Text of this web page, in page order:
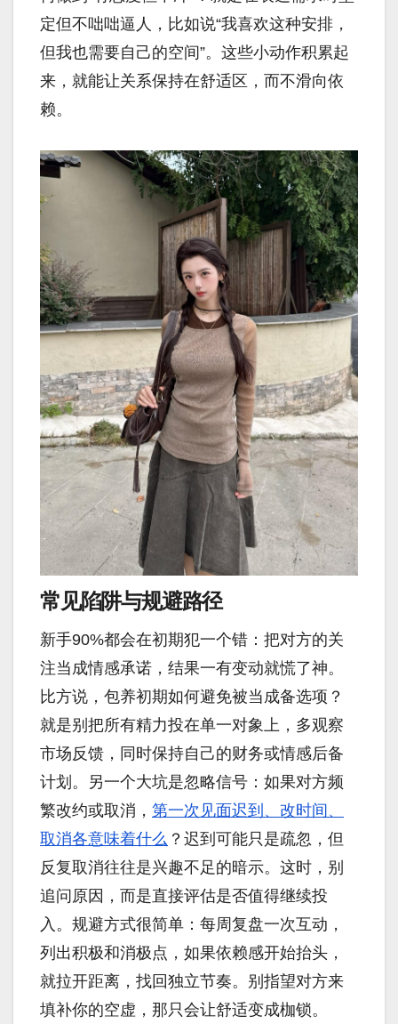
定但不咄咄逼人，比如说“我喜欢这种安排，
但我也需要自己的空间”。这些小动作积累起
来，就能让关系保持在舒适区，而不滑向依
赖。
常见陷阱与规避路径
新手90%都会在初期犯一个错：把对方的关
注当成情感承诺，结果一有变动就慌了神。
比方说，包养初期如何避免被当成备选项？
就是别把所有精力投在单一对象上，多观察
市场反馈，同时保持自己的财务或情感后备
计划。另一个大坑是忽略信号：如果对方频
繁改约或取消， 第一次见面迟到、改时间、
取消各意味着什么 ？迟到可能只是疏忽，但
反复取消往往是兴趣不足的暗示。这时，别
追问原因，而是直接评估是否值得继续投
入。规避方式很简单：每周复盘一次互动，
列出积极和消极点，如果依赖感开始抬头，
就拉开距离，找回独立节奏。别指望对方来
填补你的空虚，那只会让舒适变成枷锁。